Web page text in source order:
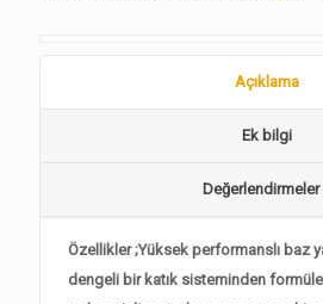
Açıklama
Ek bilgi
Değerlendirmeler
Özellikler ;Yüksek performanslı baz
dengeli bir katık sisteminden